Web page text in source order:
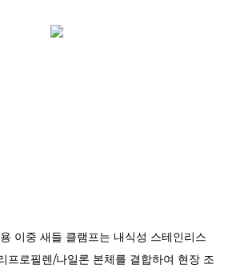
이중 새들 클램프는 내식성 스테인리스
프로필렌/나일론 본체를 결합하여 현장 조